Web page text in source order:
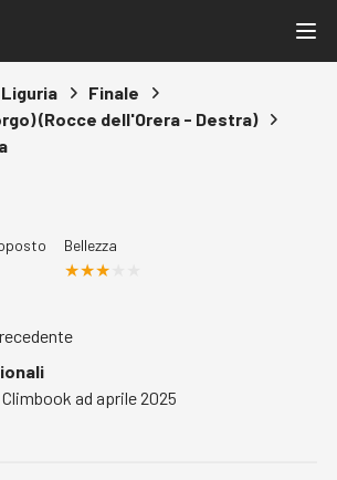
Liguria
Finale
(Rocce dell'Orera - Destra)
Bellezza
ad aprile 2025